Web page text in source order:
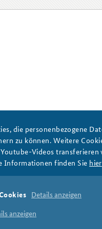
die personenbezogene
zu können. Weitere
Videos
Informationen finden Sie hier
Details anzeigen
anzeigen